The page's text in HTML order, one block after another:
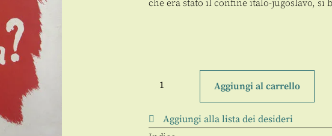
che era stato il confine italo-jugoslavo, si
Adriatico:
quantità
Aggiungi al carrello
Aggiungi alla lista dei desideri